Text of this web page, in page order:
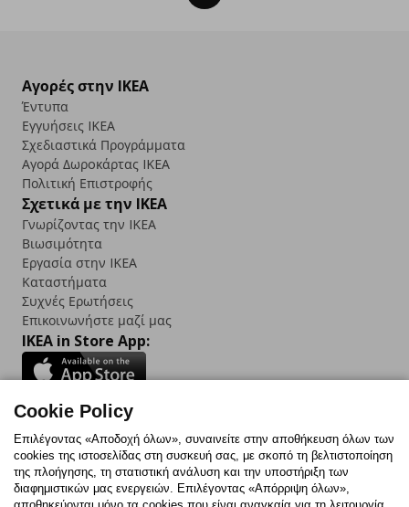
Αγορές στην IKEA
Έντυπα
Εγγυήσεις IKEA
Σχεδιαστικά Προγράμματα
Αγορά Δωρoκάρτας IKEA
Πολιτική Επιστροφής
Σχετικά με την IKEA
Γνωρίζοντας την IKEA
Βιωσιμότητα
Εργασία στην IKEA
Καταστήματα
Συχνές Ερωτήσεις
Επικοινωνήστε μαζί μας
IKEA in Store App:
Follow us:
FacebookInstagram
TikTokYoutubePinterestTwitter
Cookie Policy
Επιλέγοντας «Αποδοχή όλων», συναινείτε στην αποθήκευση όλων των
cookies της ιστοσελίδας στη συσκευή σας, με σκοπό τη βελτιστοποίηση
της πλοήγησης, τη στατιστική ανάλυση και την υποστήριξη των
διαφημιστικών μας ενεργειών. Επιλέγοντας «Απόρριψη όλων»,